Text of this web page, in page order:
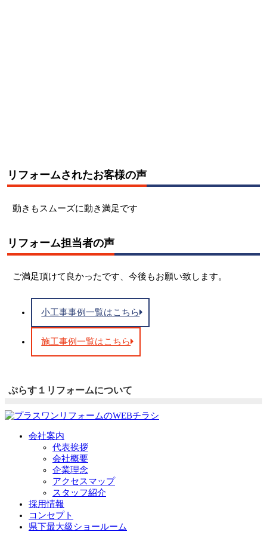
リフォームされたお客様の声
動きもスムーズに動き満足です
リフォーム担当者の声
ご満足頂けて良かったです、今後もお願い致します。
小工事事例一覧はこちら
施工事例一覧はこちら
ぷらす１リフォームについて
会社案内
代表挨拶
会社概要
企業理念
アクセスマップ
スタッフ紹介
採用情報
コンセプト
県下最大級ショールーム